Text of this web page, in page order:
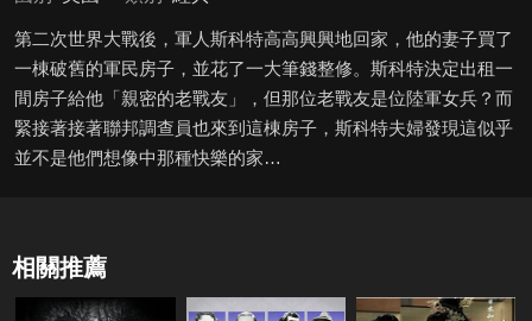
第二次世界大戰後，軍人斯科特高高興興地回家，他的妻子買了
一棟破舊的軍民房子，並花了一大筆錢整修。斯科特決定出租一
間房子給他「親密的老戰友」，但那位老戰友是位陸軍女兵？而
緊接著接著聯邦調查員也來到這棟房子，斯科特夫婦發現這似乎
並不是他們想像中那種快樂的家…
相關推薦